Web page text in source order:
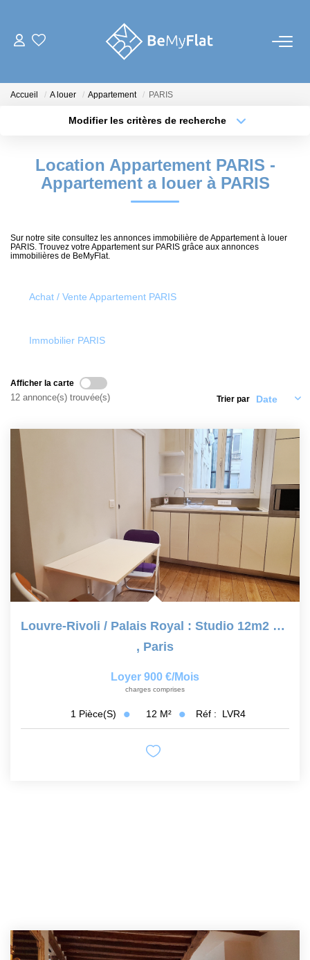
À Vendre
FAIRE GÉRER
CHASSE IMMOBILIÈRE
Qui Sommes-Nous
Accès Extranet
Nos Actualités
Nous Rejoindre
CONTACT
EN
Accueil A louer Appartement PARIS
Modifier les critères de recherche
Sélectionnez...
Type de bien
Surface min
Créer une alerte
Location Appartement PARIS -
Appartement a louer à PARIS
Sur notre site consultez les annonces immobilière de Appartement à louer
PARIS. Trouvez votre Appartement sur PARIS grâce aux annonces
immobilières de BeMyFlat.
Achat / Vente Appartement PARIS
Immobilier PARIS
Afficher la carte
12 annonce(s) trouvée(s) Trier par
Louvre-Rivoli / Palais Royal : Studio 12m2 Paris 75001
, Paris
Loyer 900 €/mois
charges comprises
1 Pièce(s) 12 M² Réf : LVR4